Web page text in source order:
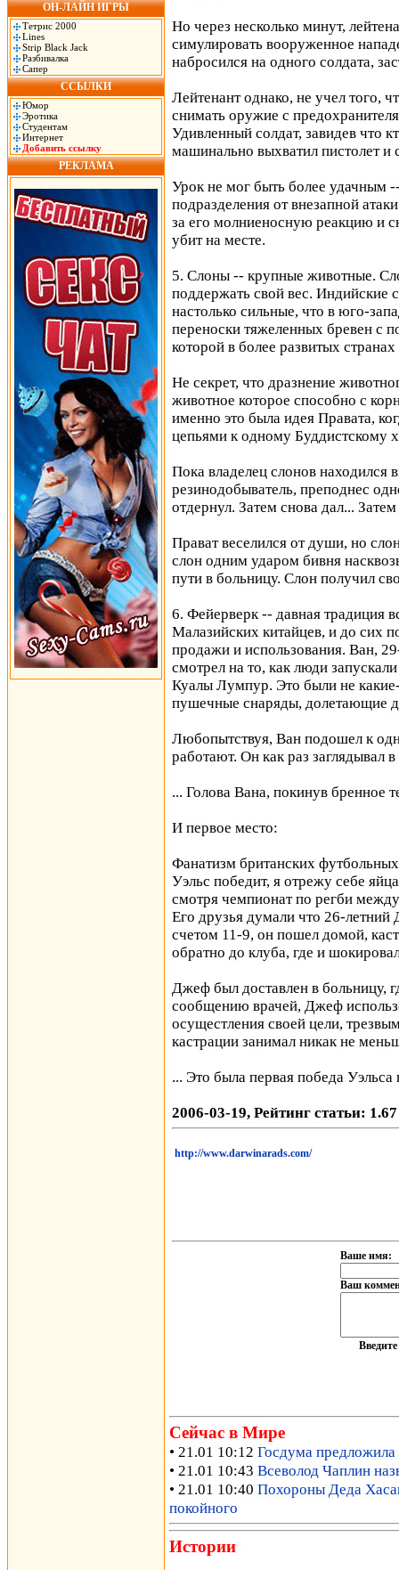
ОН-ЛАЙН ИГРЫ
Тетрис 2000
Lines
Strip Black Jack
Разбивалка
Сапер
ССЫЛКИ
Юмор
Эротика
Студентам
Интернет
Добавить ссылку
РЕКЛАМА
Но через несколько минут,
симулировать вооруженное
набросился на одного солдата,
Лейтенант однако, не учел того,
снимать оружие с
Удивленный солдат, завидев что
машинально выхватил пистолет и
Урок не мог быть более удачным
подразделения от внезапной
за его молниеносную реакцию и
убит на месте.
5. Слоны -- крупные животные.
поддержать свой вес. Индийские
настолько сильные, что в юго-
переноски тяжеленных бревен с
которой в более развитых
Не секрет, что дразнение
животное которое способно с
именно это была идея Правата,
цепьями к одному Буддистскому
Пока владелец слонов находился
резинодобыватель, преподнес
отдернул. Затем снова дал...
Прават веселился от души, но
слон одним ударом бивня
пути в больницу. Слон получил
6. Фейерверк -- давная традиция
Малазийских китайцев, и до сих
продажи и использования. Ван,
смотрел на то, как люди
Куалы Лумпур. Это были не
пушечные снаряды, долетающие
Любопытствуя, Ван подошел к
работают. Он как раз заглядывал
... Голова Вана, покинув бренное
И первое место:
Фанатизм британских
Уэльс победит, я отрежу себе
смотря чемпионат по регби
Его друзья думали что 26-
счетом 11-9, он пошел домой,
обратно до клуба, где и
Джеф был доставлен в больницу,
сообщению врачей, Джеф
осущестления своей цели,
кастрации занимал никак не
... Это была первая победа Уэльса
2006-03-19, Рейтинг статьи:
http://www.darwinarads.com/
Ваше имя:
Ваш
Сейчас в Мире
• 21.01 10:12 Госдума предложила
• 21.01 10:43 Всеволод Чаплин
• 21.01 10:40 Похороны Деда
покойного
Истории